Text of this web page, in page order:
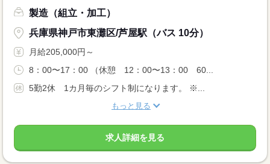
製造（組立・加工）
兵庫県神戸市東灘区/芦屋駅（バス 10分）
月給205,000円～
8：00〜17：00 （休憩 12：00〜13：00 60...
5勤2休 1カ月毎のシフト制になります。 ※...
もっと見る
求人詳細を見る